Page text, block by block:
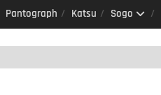
Pantograph Katsu Sogo